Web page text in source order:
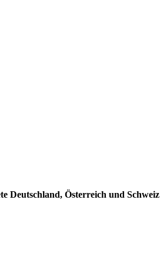
Deutschland, Österreich und Schweiz